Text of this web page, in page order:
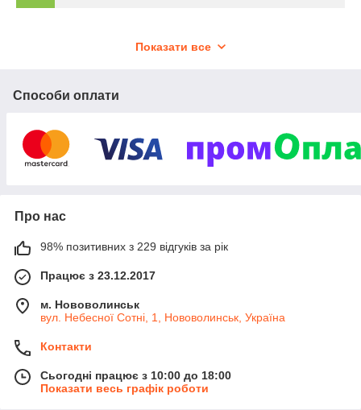
забезпечуємо гнучкі умови оплати.
Детально консультуємо по асортименту, допоможе з
Показати все
Способи оплати
Про нас
98% позитивних з 229 відгуків за рік
Працює з 23.12.2017
м. Нововолинськ
вул. Небесної Сотні, 1, Нововолинськ, Україна
Контакти
Сьогодні працює з 10:00 до 18:00
Показати весь графік роботи